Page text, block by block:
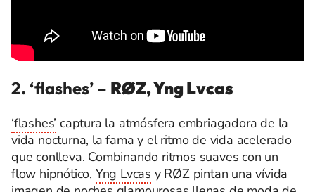
2. ‘flashes’ – RØZ, Yng Lvcas
‘flashes’ captura la atmósfera embriagadora de la
vida nocturna, la fama y el ritmo de vida acelerado
que conlleva. Combinando ritmos suaves con un
flow hipnótico, Yng Lvcas y RØZ pintan una vívida